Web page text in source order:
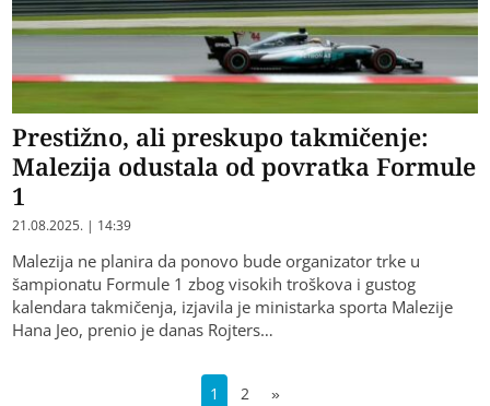
Prestižno, ali preskupo takmičenje:
Malezija odustala od povratka Formule
1
21.08.2025. | 14:39
Malezija ne planira da ponovo bude organizator trke u
šampionatu Formule 1 zbog visokih troškova i gustog
kalendara takmičenja, izjavila je ministarka sporta Malezije
Hana Jeo, prenio je danas Rojters…
1 2 »